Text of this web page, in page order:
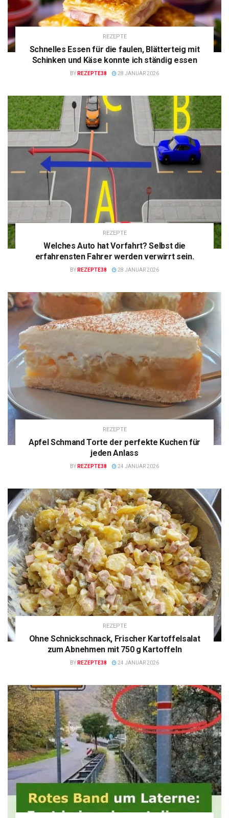
REZEPTE
Schnelles Essen für die faulen, Blätterteig mit
Schinken und Käse konnte ich ständig essen
BY REZEPTE38 28 JANUAR 2026
REZEPTE
Welches Auto hat Vorfahrt? Selbst die
erfahrensten Fahrer werden verwirrt sein.
BY REZEPTE38 28 JANUAR 2026
REZEPTE
Apfel Schmand Torte der perfekte Kuchen für
jeden Anlass
BY REZEPTE38 24 JANUAR 2026
REZEPTE
Ohne Schnickschnack, Frischer Kartoffelsalat
zum Abnehmen mit 750 g Kartoffeln
BY REZEPTE38 24 JANUAR 2026